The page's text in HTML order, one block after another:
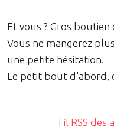
Et vous ? Gros
Vous ne mangerez
une petite hésitation.
Le petit bout d'abord,
Fil RSS des